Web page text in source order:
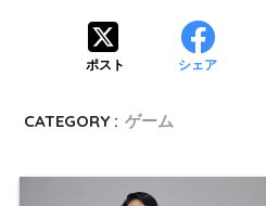
ポスト シェア
CATEGORY : ゲーム